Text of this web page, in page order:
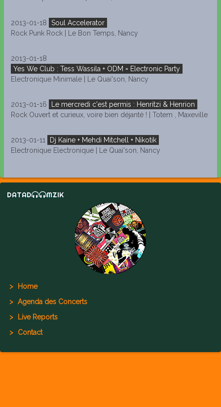
2013-01-18
Soul Accelerator
Rock Punk Rock | Le Bon Temps, Nancy
2013-01-18
Yes We Club : Tess Wassila + ODM = Electronic Party
Electronique Minimale | Le Quai'son, Nancy
2013-01-16
Le mercredi c'est permis : Henritzi & Henrion
Rock Ouvert et curieux, voire bien déjanté ! | Totem , Maxeville
2013-01-11
Dj Kaine + Mehdi Mitchell + Nikotik
Electronique Electronique | Le Quai'son, Nancy
DATAD MZIK
Home
Agenda des Concerts
Live Reports
Contact